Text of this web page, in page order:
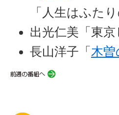
「人生はふたり
出光仁美「東京
長山洋子「 木曽